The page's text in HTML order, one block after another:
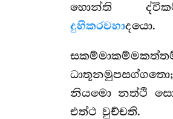
හොන්ති
දුහිකරවහාදයො.
ධාතූනමුපසග්ගතො;
නියමො නත්ථි සො
එත්ථ වුච්චති.